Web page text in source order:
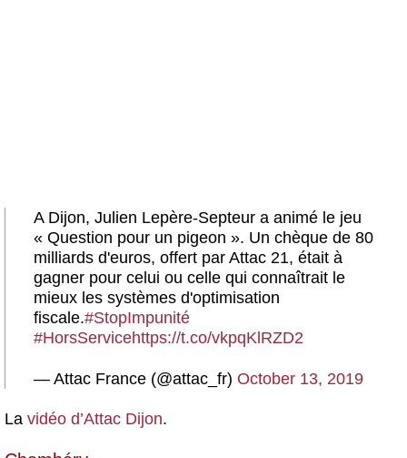
A Dijon, Julien Lepère-Septeur a animé le jeu
« Question pour un pigeon ». Un chèque de 80
milliards d'euros, offert par Attac 21, était à
gagner pour celui ou celle qui connaîtrait le
mieux les systèmes d'optimisation
fiscale.#StopImpunité
#HorsServicehttps://t.co/vkpqKlRZD2
— Attac France (@attac_fr) October 13, 2019
La vidéo d’Attac Dijon.